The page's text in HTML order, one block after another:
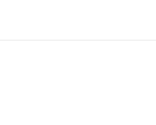
报错： Network
(17) Virtual